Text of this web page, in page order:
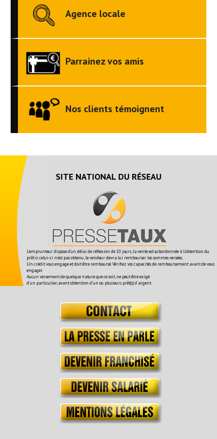
Agence locale
Parrainez vos amis
Nos clients témoignent
SITE NATIONAL DU RÉSEAU
L'emprunteur dispose d'un délai de réflexion de 10 jours, la vente est subordonnée à l'obtention du
prêt si celui-ci n'est pas obtenu, le vendeur devra lui rembourser les sommes versées.
Un crédit vous engage et doit être remboursé. Vérifiez vos capacités de remboursement avant de vous
engager.
Aucun versement de quelque nature que ce soit, ne peut être exigé
d´un particulier, avant obtention d´un ou plusieurs prêt(s) d´argent.